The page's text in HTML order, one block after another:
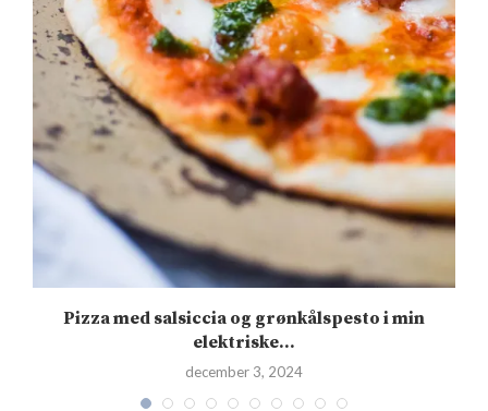
Pizza med salsiccia og grønkålspesto i min
elektriske...
december 3, 2024